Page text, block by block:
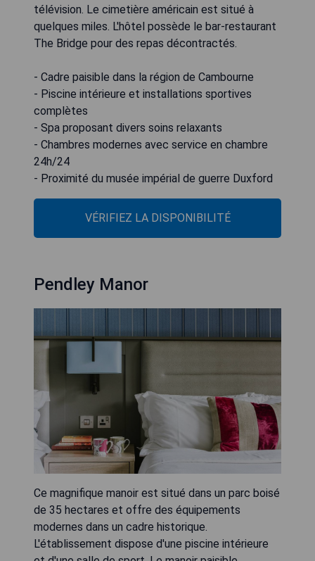
télévision. Le cimetière américain est situé à
quelques miles. L'hôtel possède le bar-restaurant
The Bridge pour des repas décontractés.
- Cadre paisible dans la région de Cambourne
- Piscine intérieure et installations sportives
complètes
- Spa proposant divers soins relaxants
- Chambres modernes avec service en chambre
24h/24
- Proximité du musée impérial de guerre Duxford
VÉRIFIEZ LA DISPONIBILITÉ
Pendley Manor
Ce magnifique manoir est situé dans un parc boisé
de 35 hectares et offre des équipements
modernes dans un cadre historique.
L'établissement dispose d'une piscine intérieure